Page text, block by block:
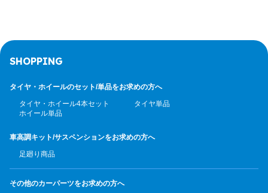
SHOPPING
タイヤ・ホイールのセット/単品をお求めの方へ
タイヤ・ホイール4本セット
タイヤ単品
ホイール単品
車高調キット/サスペンションをお求めの方へ
足廻り商品
その他のカーパーツをお求めの方へ